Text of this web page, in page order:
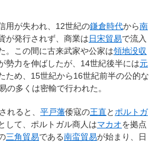
用が失われ、12世紀の鎌倉時代から南
が発行されず、商業は日宋貿易で流入
。この間に古来武家や公家は領地没収
勢力を伸ばしたが、14世紀後半には元
ため、15世紀から16世紀前半の公的な
の多くは密輸で行われた。
れると、 平戸藩倭寇の王直と ポルトガ
して、ポルトガル商人はマカオを拠点
三角貿易である南蛮貿易が始まり、日